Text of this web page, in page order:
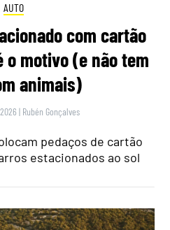
AUTO
com cartão
o motivo (e não tem
animais)
| Rubén Gonçalves
pedaços de cartão
estacionados ao sol